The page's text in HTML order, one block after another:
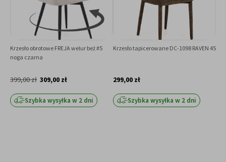
Krzesło obrotowe FREJA welur beż #5
noga czarna
309,00 zł
399,00 zł
Szybka wysyłka w 2 dni
Krzesło tapicerowane DC-1098 RAVEN 45
299,00 zł
Szybka wysyłka w 2 dni